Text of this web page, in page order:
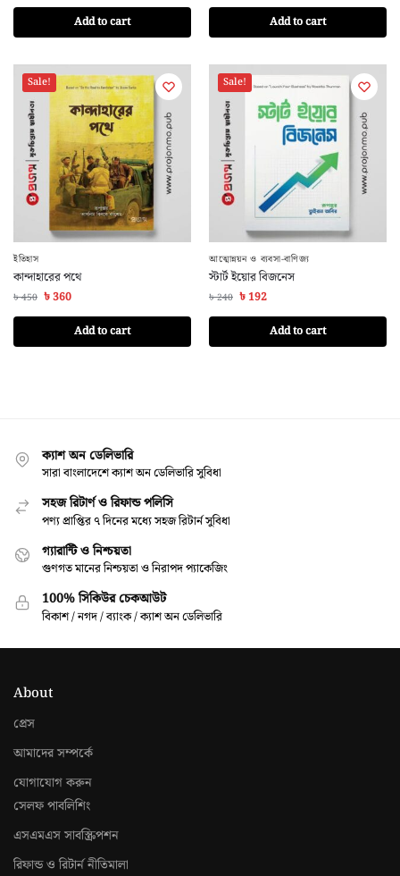
Add to cart
Add to cart
Sale!
ইতিহাস
কান্দাহারের পথে
৳450 ৳360
Add to cart
Sale!
আত্মোন্নয়ন ও ব্যবসা-বাণিজ্য
স্টার্ট ইয়োর বিজনেস
৳240 ৳192
Add to cart
ক্যাশ অন ডেলিভারি
সারা বাংলাদেশে ক্যাশ অন ডেলিভারি সুবিধা
সহজ রিটার্ণ ও রিফান্ড পলিসি
পণ্য প্রাপ্তির ৭ দিনের মধ্যে সহজ রিটার্ন সুবিধা
গ্যারান্টি ও নিশ্চয়তা
গুণগত মানের নিশ্চয়তা ও নিরাপদ প্যাকেজিং
100% সিকিউর চেকআউট
বিকাশ / নগদ / ব্যাংক / ক্যাশ অন ডেলিভারি
About
প্রেস
আমাদের সম্পর্কে
যোগাযোগ করুন
সেলফ পাবলিশিং
এসএমএস সাবস্ক্রিপশন
রিফান্ড ও রিটার্ন নীতিমালা